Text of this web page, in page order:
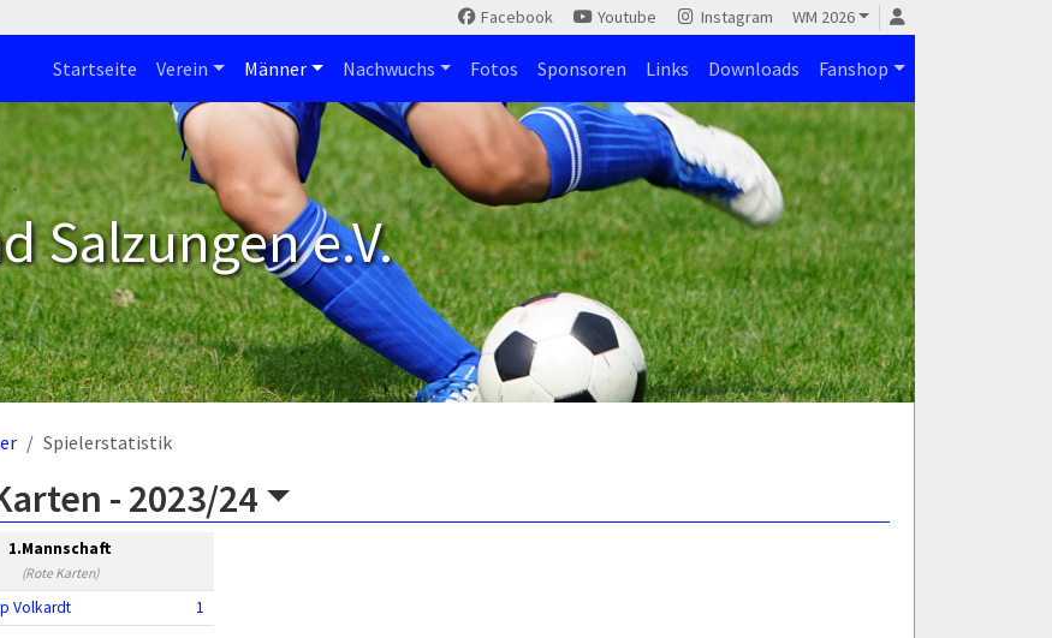
Facebook Youtube Instagram WM 2026
Startseite Verein Männer Nachwuchs Fotos Sponsoren Links Downloads Fanshop
Salzungen e.V.
Spielerstatistik
- 2023/24
1.Mannschaft
(Rote Karten)
Volkardt 1